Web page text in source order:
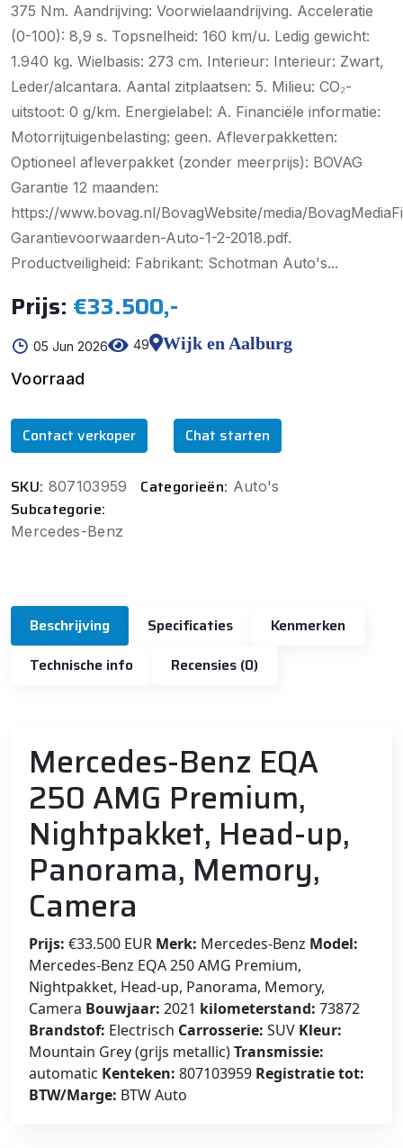
375 Nm. Aandrijving: Voorwielaandrijving. Acceleratie
(0-100): 8,9 s. Topsnelheid: 160 km/u. Ledig gewicht:
1.940 kg. Wielbasis: 273 cm. Interieur: Interieur: Zwart,
Leder/alcantara. Aantal zitplaatsen: 5. Milieu: CO₂-
uitstoot: 0 g/km. Energielabel: A. Financiële informatie:
Motorrijtuigenbelasting: geen. Afleverpakketten:
Optioneel afleverpakket (zonder meerprijs): BOVAG
Garantie 12 maanden:
https://www.bovag.nl/BovagWebsite/media/
Garantievoorwaarden-Auto-1-2-2018.pdf.
Productveiligheid: Fabrikant: Schotman Auto's...
Prijs: €33.500,-
05 Jun 2026 49
Wijk en Aalburg
Voorraad
Contact verkoper Chat starten
SKU: 807103959 Categorieën: Auto's
Subcategorie:
Mercedes-Benz
Beschrijving Specificaties
Kenmerken
Technische info
Recensies (0)
Mercedes-Benz EQA
250 AMG Premium,
Nightpakket, Head-up,
Panorama, Memory,
Camera
Prijs: €33.500 EUR Merk: Mercedes-Benz Model:
Mercedes-Benz EQA 250 AMG Premium,
Nightpakket, Head-up, Panorama, Memory,
Camera Bouwjaar: 2021 kilometerstand: 73872
Brandstof: Electrisch Carrosserie: SUV Kleur:
Mountain Grey (grijs metallic)Transmissie:
automatic Kenteken: 807103959 Registratie tot:
BTW/Marge: BTW Auto